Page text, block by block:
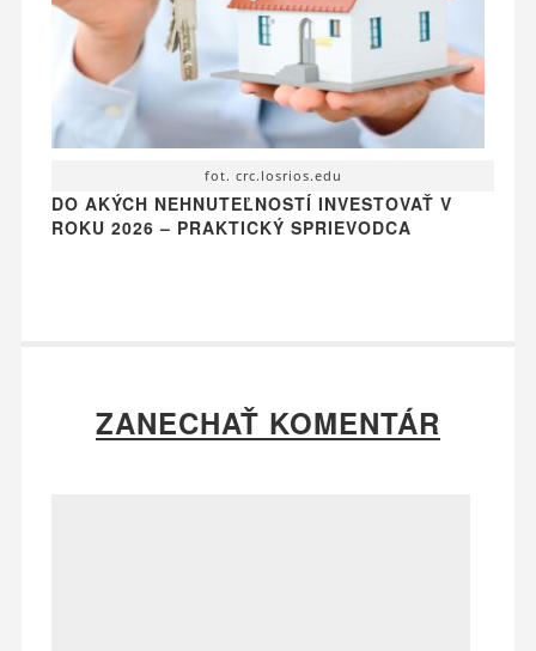
fot. crc.losrios.edu
DO AKÝCH NEHNUTEĽNOSTÍ INVESTOVAŤ V
ROKU 2026 – PRAKTICKÝ SPRIEVODCA
ZANECHAŤ KOMENTÁR